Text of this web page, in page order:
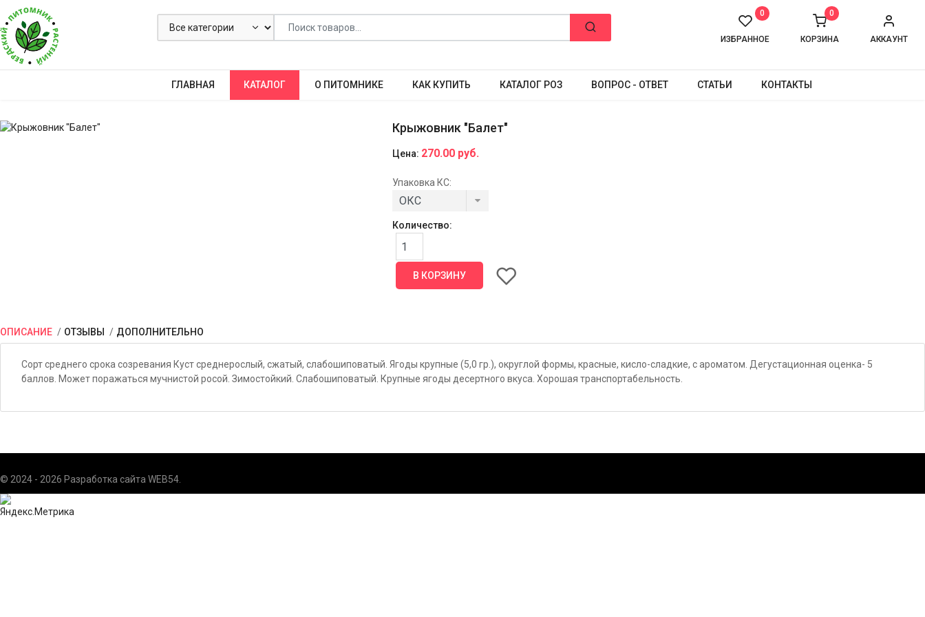
АККАУНТ
КОРЗИНА
0
ИЗБРАННОЕ
0
ГЛАВНАЯ КАТАЛОГ О ПИТОМНИКЕ КАК КУПИТЬ КАТАЛОГ РОЗ ВОПРОС - ОТВЕТ СТАТЬИ КОНТАКТЫ
Крыжовник "Балет"
Цена: 270.00 руб.
Упаковка КС:
Количество:
ОПИСАНИЕ ОТЗЫВЫ ДОПОЛНИТЕЛЬНО
Сорт среднего срока созревания Куст среднерослый, сжатый, слабошиповатый. Ягоды крупные (5,0 гр.), округлой формы, красные, кисло-сладкие, с ароматом. Дегустационная оценка- 5
баллов. Может поражаться мучнистой росой. Зимостойкий. Слабошиповатый. Крупные ягоды десертного вкуса. Хорошая транспортабельность.
© 2024 - 2026 Разработка сайта WEB54